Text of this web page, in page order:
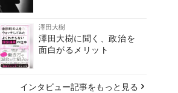
澤田大樹
澤田大樹に聞く、政治を
面白がるメリット
インタビュー記事をもっと見る